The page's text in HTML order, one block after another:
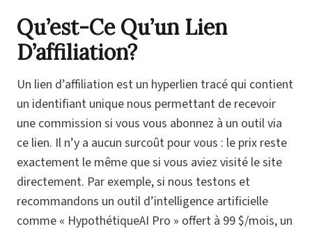
Qu’est-Ce Qu’un Lien
D’affiliation?
Un lien d’affiliation est un hyperlien tracé qui contient
un identifiant unique nous permettant de recevoir
une commission si vous vous abonnez à un outil via
ce lien. Il n’y a aucun surcoût pour vous : le prix reste
exactement le même que si vous aviez visité le site
directement. Par exemple, si nous testons et
recommandons un outil d’intelligence artificielle
comme « HypothétiqueAI Pro » offert à 99 $/mois, un